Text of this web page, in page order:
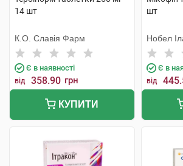
14 шт
К.О. Славія Фарм
Є в наявності
від 358.90 грн
КУПИТИ
шт
Нобел
Тіджарет
Є в
від